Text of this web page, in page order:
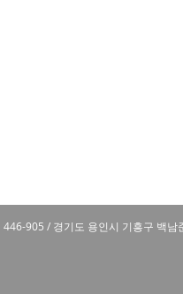
446-905 / ​경기도 용인시 기흥구 백